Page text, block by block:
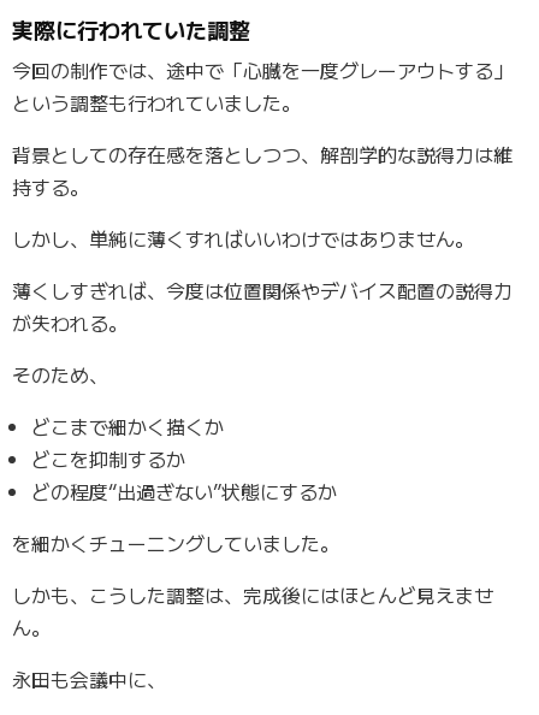
実際に行われていた調整
今回の制作では、途中で「心臓を一度グレーアウトする」
という調整も行われていました。
背景としての存在感を落としつつ、解剖学的な説得力は維
持する。
しかし、単純に薄くすればいいわけではありません。
薄くしすぎれば、今度は位置関係やデバイス配置の説得力
が失われる。
そのため、
どこまで細かく描くか
どこを抑制するか
どの程度“出過ぎない”状態にするか
を細かくチューニングしていました。
しかも、こうした調整は、完成後にはほとんど見えませ
ん。
永田も会議中に、